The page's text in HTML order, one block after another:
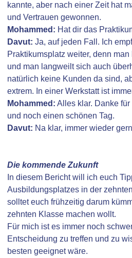
kannte, aber nach einer Zeit hat
und Vertrauen gewonnen.
Mohammed: Hat dir das
Davut: Ja, auf jeden Fall. Ich
Praktikumsplatz weiter, denn
und man langweilt sich auch
natürlich keine Kunden da sind,
extrem. In einer Werkstatt ist
Mohammed: Alles klar. Danke
und noch einen schönen Tag.
Davut: Na klar, immer wieder
Die kommende Zukunft
In diesem Bericht will ich euch
Ausbildungsplatzes in der
solltet euch frühzeitig darum
zehnten Klasse machen wollt.
Für mich ist es immer noch
Entscheidung zu treffen und zu
besten geeignet wäre.